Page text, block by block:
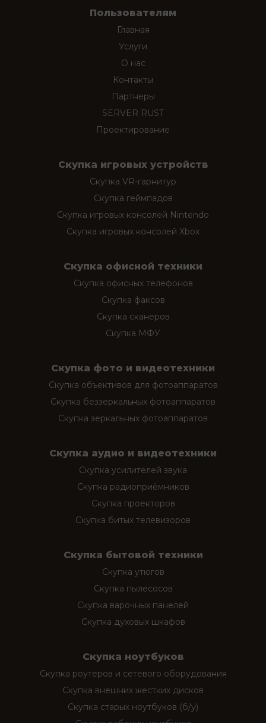
Пользователям
Главная
Услуги
О нас
Контакты
Партнеры
SERVER RUST
Проектирование
Скупка игровых устройств
Скупка VR-гарнитур
Скупка геймпадов
Скупка игровых консолей Nintendo
Скупка игровых консолей Xbox
Скупка офисной техники
Скупка офисных телефонов
Скупка факсов
Скупка сканеров
Скупка МФУ
Скупка фото и видеотехники
Скупка объективов для фотоаппаратов
Скупка беззеркальных фотоаппаратов
Скупка зеркальных фотоаппаратов
Скупка аудио и видеотехники
Скупка усилителей звука
Скупка радиоприёмников
Скупка проекторов
Скупка битых телевизоров
Скупка бытовой техники
Скупка утюгов
Скупка пылесосов
Скупка варочных панелей
Скупка духовых шкафов
Скупка ноутбуков
Скупка роутеров и сетевого оборудования
Скупка внешних жестких дисков
Скупка старых ноутбуков (б/у)